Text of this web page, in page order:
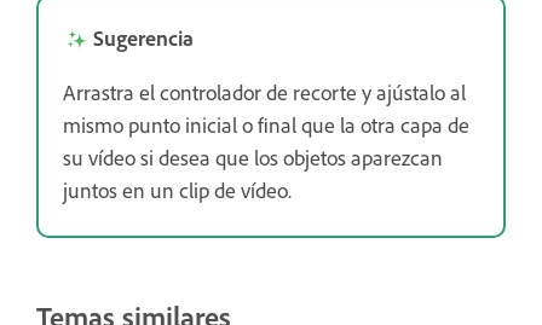
Sugerencia
Arrastra el controlador de recorte y ajústalo al
mismo punto inicial o final que la otra capa de
su vídeo si desea que los objetos aparezcan
juntos en un clip de vídeo.
Temas similares